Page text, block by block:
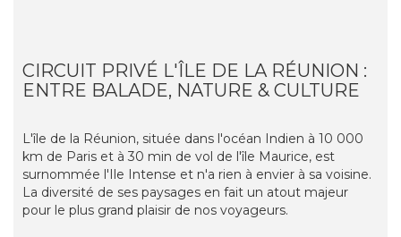
CIRCUIT PRIVÉ L'ÎLE DE LA RÉUNION :
ENTRE BALADE, NATURE & CULTURE
L'île de la Réunion, située dans l'océan Indien à 10 000
km de Paris et à 30 min de vol de l'île Maurice, est
surnommée l'Ile Intense et n'a rien à envier à sa voisine.
La diversité de ses paysages en fait un atout majeur
pour le plus grand plaisir de nos voyageurs.